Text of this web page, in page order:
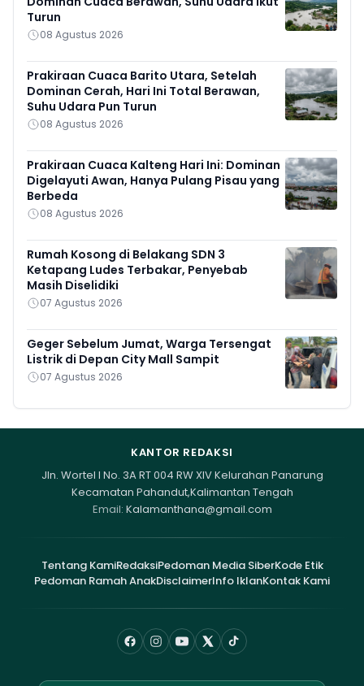
Turun
08 Agustus 2026
Prakiraan Cuaca Barito Utara, Setelah
Dominan Cerah, Hari Ini Total Berawan,
Suhu Udara Pun Turun
08 Agustus 2026
Prakiraan Cuaca Kalteng Hari Ini: Dominan
Digelayuti Awan, Hanya Pulang Pisau yang
Berbeda
08 Agustus 2026
Rumah Kosong di Belakang SDN 3
Ketapang Ludes Terbakar, Penyebab
Masih Diselidiki
07 Agustus 2026
Geger Sebelum Jumat, Warga Tersengat
Listrik di Depan City Mall Sampit
07 Agustus 2026
KANTOR REDAKSI
Jln. Wortel I No. 3A RT 004 RW XIV Kelurahan Panarung
Kecamatan Pahandut,Kalimantan Tengah
Email: Kalamanthana@gmail.com
Tentang KamiRedaksiPedoman Media SiberKode Etik
Pedoman Ramah AnakDisclaimerInfo IklanKontak Kami